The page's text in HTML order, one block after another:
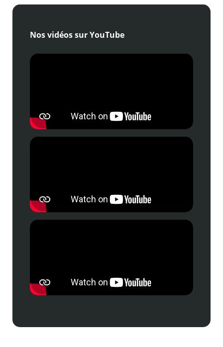
Nos vidéos sur YouTube